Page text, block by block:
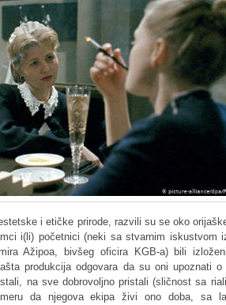
i etičke prirode, razvili su se oko
i(li) početnici (neki sa stvarnim iskustvom
Ažipoa, bivšeg oficira KGB-a) bili
produkcija odgovara da su oni upoznati o
na sve dobrovoljno pristali (sličnost sa
da njegova ekipa živi ono doba, sa